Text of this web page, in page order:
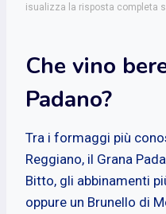
isualizza la risposta completa
Che vino
Padano?
Tra i formaggi più
Reggiano, il Grana
Bitto, gli abbinamenti
oppure un Brunello di